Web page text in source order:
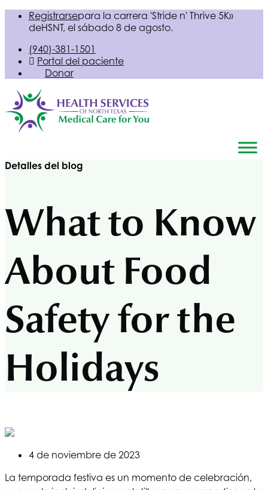
Registrarsepara la carrera 'Stride n' Thrive 5K»
deHSNT, el sábado 8 de agosto.
(940)-381-1501
Portal del paciente
Donar
Detalles del blog
What to Know
About Food
Safety for the
Holidays
4 de noviembre de 2023
La temporada festiva es un momento de celebración,